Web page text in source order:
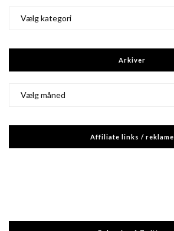
Arkiver
Affiliate links / reklame